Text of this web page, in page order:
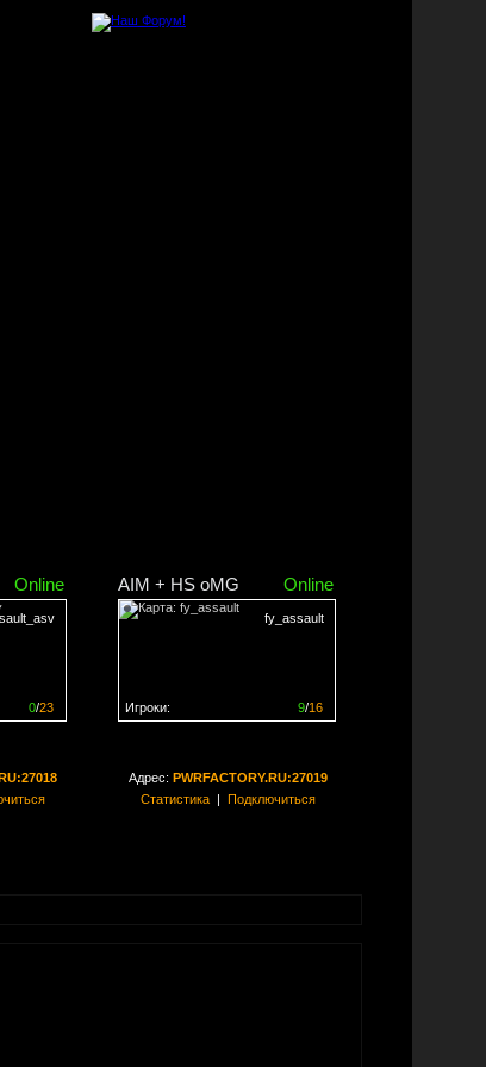
Online
0/23
AIM + HS oMG Online
fy_assault
9/16
Игроки:
Адрес: PWRFACTORY.RU:27019
Статистика| Подключиться